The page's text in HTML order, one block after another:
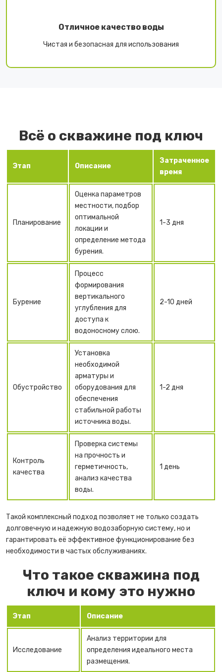
Отличное качество воды
Чистая и безопасная для использования
Всё о скважине под ключ
Этап Описание
Затраченное
время
Планирование
Оценка параметров
местности, подбор
оптимальной
локации и
определение метода
бурения.
1-3 дня
Бурение
Процесс
формирования
вертикального
углубления для
доступа к
водоносному слою.
2-10 дней
Обустройство
Установка
необходимой
арматуры и
оборудования для
обеспечения
стабильной работы
источника воды.
1-2 дня
Контроль
качества
Проверка системы
на прочность и
герметичность,
анализ качества
воды.
1 день
Такой комплексный подход позволяет не только создать
долговечную и надежную водозаборную систему, но и
гарантировать её эффективное функционирование без
необходимости в частых обслуживаниях.
Что такое скважина под
ключ и кому это нужно
Этап Описание
Исследование
Анализ территории для
определения идеального места
размещения.